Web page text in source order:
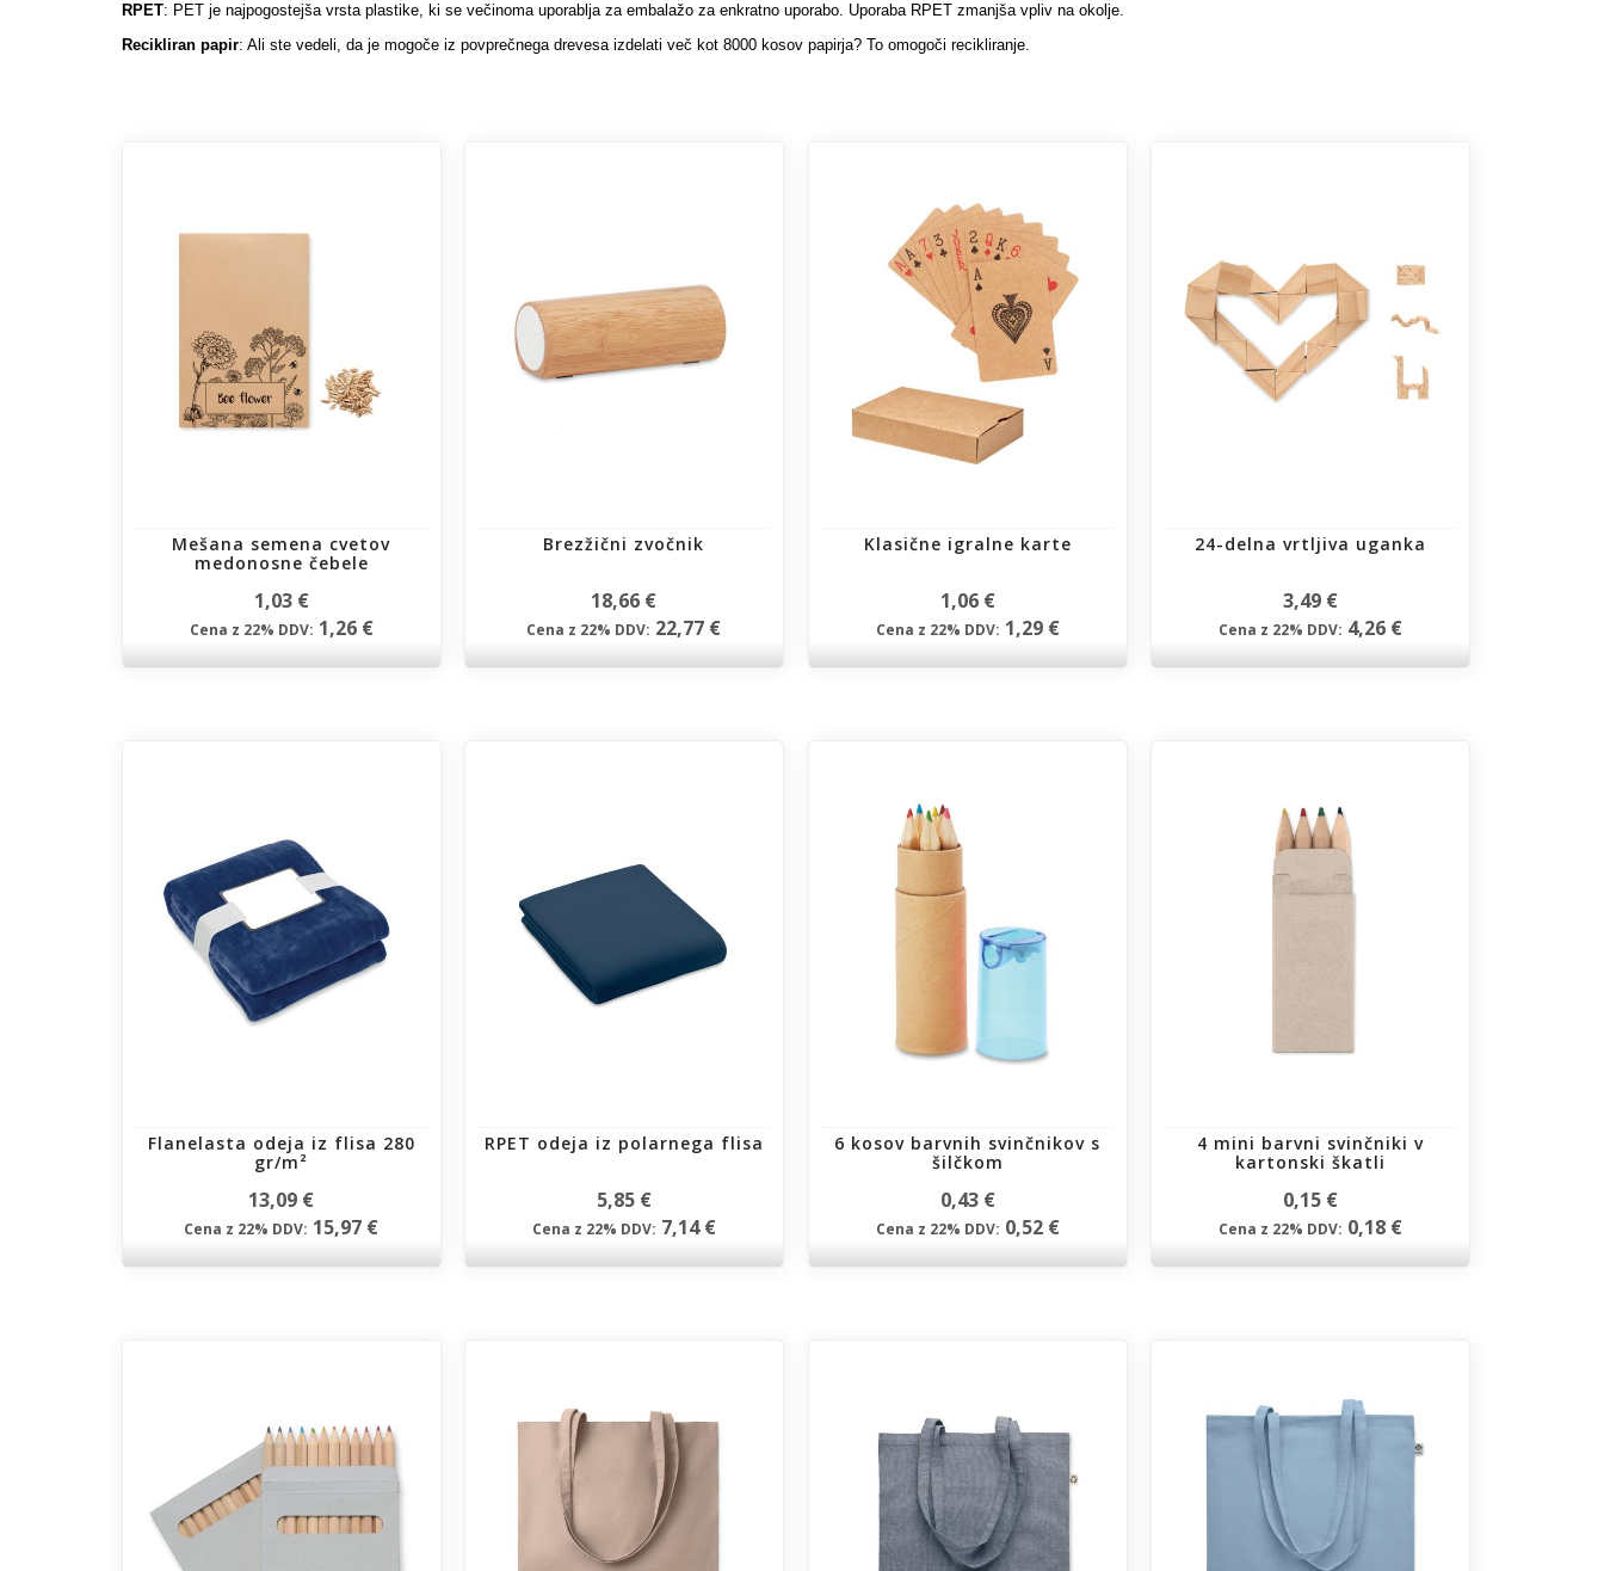
RPET: PET je najpogostejša vrsta plastike, ki se večinoma uporablja za embalažo za enkratno uporabo. Uporaba RPET zmanjša vpliv na okolje.
Recikliran papir: Ali ste vedeli, da je mogoče iz povprečnega drevesa izdelati več kot 8000 kosov papirja? To omogoči recikliranje.
Mešana semena cvetov
medonosne čebele
1,03 €
Cena z 22% DDV: 1,26 €
Brezžični zvočnik
18,66 €
Cena z 22% DDV: 22,77 €
Klasične igralne karte
1,06 €
Cena z 22% DDV: 1,29 €
24-delna vrtljiva uganka
3,49 €
Cena z 22% DDV: 4,26 €
Flanelasta odeja iz flisa 280
gr/m²
13,09 €
Cena z 22% DDV: 15,97 €
RPET odeja iz polarnega flisa
5,85 €
Cena z 22% DDV: 7,14 €
6 kosov barvnih svinčnikov s
šilčkom
0,43 €
Cena z 22% DDV: 0,52 €
4 mini barvni svinčniki v
kartonski škatli
0,15 €
Cena z 22% DDV: 0,18 €